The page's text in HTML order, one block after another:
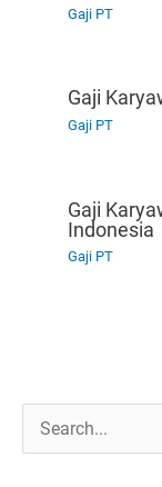
Gaji PT
Gaji
Gaji PT
Gaji
Indonesia
Gaji PT
a